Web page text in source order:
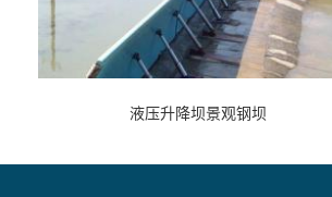
液压升降坝景观钢坝